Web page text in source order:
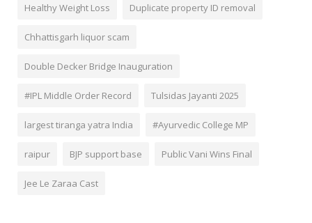
Healthy Weight Loss Duplicate property ID removal
Chhattisgarh liquor scam
Double Decker Bridge Inauguration
#IPL Middle Order Record Tulsidas Jayanti 2025
largest tiranga yatra India #Ayurvedic College MP
raipur BJP support base Public Vani Wins Final
Jee Le Zaraa Cast